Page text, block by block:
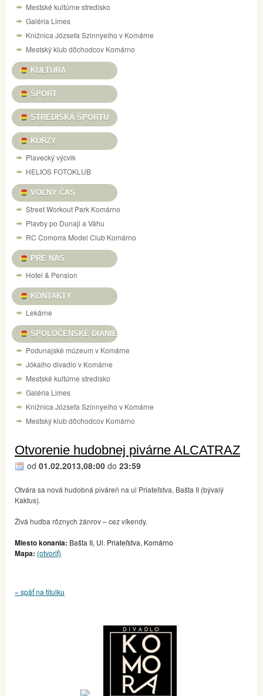
Mestské kultúrne stredisko
Galéria Limes
Knižnica Józsefa Szinnyeiho v Komárne
Mestský klub dôchodcov Komárno
KULTÚRA
ŠPORT
STREDISKÁ ŠPORTU
KURZY
Plavecký výcvik
HELIOS FOTOKLUB
VOĽNÝ ČAS
Street Workout Park Komárno
Plavby po Dunaji a Váhu
RC Comorra Model Club Komárno
PRE NAS
Hotel & Pension
KONTAKTY
Lekárne
SPOLOČENSKÉ DIANIE
Podunajské múzeum v Komárne
Jókaiho divadlo v Komárne
Mestské kultúrne stredisko
Galéria Limes
Knižnica Józsefa Szinnyeiho v Komárne
Mestský klub dôchodcov Komárno
Otvorenie hudobnej pivárne ALCATRAZ
od 01.02.2013,08:00 do 23:59
Otvára sa nová hudobná piváreň na ul Priateľstva, Bašta II (bývalý
Kaktus).
Živá hudba rôznych žánrov – cez víkendy.
Miesto konania: Bašta II, Ul. Priateľstva, Komárno
Mapa: (otvoriť)
« späť na titulku